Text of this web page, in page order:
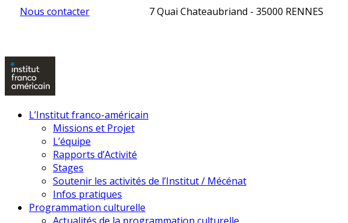
Nous contacter
7 Quai Chateaubriand - 35000 RENNES
L’Institut franco-américain
Missions et Projet
L’équipe
Rapports d’Activité
Stages
Soutenir les activités de l’Institut / Mécénat
Infos pratiques
Programmation culturelle